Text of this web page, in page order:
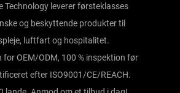
Technology leverer førsteklasses
og beskyttende produkter til
luftfart og hospitalitet.
for OEM/ODM, 100 % inspektion før
efter ISO9001/CE/REACH.